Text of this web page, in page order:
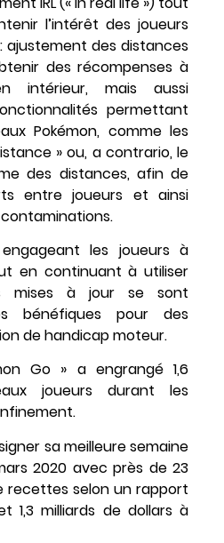
l’intérêt des joueurs
ajustement des distances
des récompenses à
intérieur, mais aussi
permettant
Pokémon, comme les
» ou, a contrario, le
des distances, afin de
entre joueurs et ainsi
les joueurs à
en continuant à utiliser
mises à jour se sont
bénéfiques pour des
de handicap moteur.
Go » a engrangé 1,6
joueurs durant les
sa meilleure semaine
2020 avec près de 23
recettes selon un rapport
1,3 milliards de dollars à